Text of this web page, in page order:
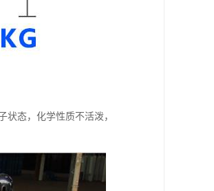
态，化学性质不活泼，